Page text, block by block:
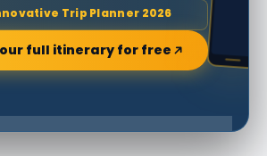
Trip Planner 2026
full itinerary for free